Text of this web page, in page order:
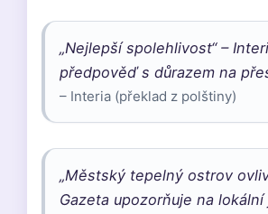
„Nejlepší spolehlivost“ –
předpověď s důrazem na
– Interia (překlad z polštiny)
„Městský tepelný ostrov
Gazeta upozorňuje na lokální